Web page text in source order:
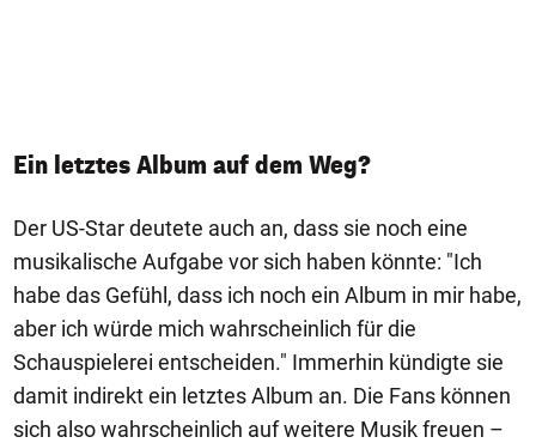
Ein letztes Album auf dem Weg?
Der US-Star deutete auch an, dass sie noch eine
musikalische Aufgabe vor sich haben könnte: "Ich
habe das Gefühl, dass ich noch ein Album in mir habe,
aber ich würde mich wahrscheinlich für die
Schauspielerei entscheiden." Immerhin kündigte sie
damit indirekt ein letztes Album an. Die Fans können
sich also wahrscheinlich auf weitere Musik freuen –